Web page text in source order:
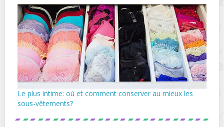
Le plus intime: où et comment conserver au mieux les
sous-vêtements?